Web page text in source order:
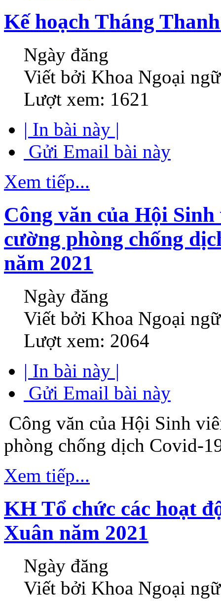
Kế hoạch Tháng
Ngày đăng
Viết bởi Khoa Ngoại ngữ
Lượt xem: 1621
| In bài này |
Gửi Email bài này
Xem tiếp...
Công văn của Hội
cường phòng chống
năm 2021
Ngày đăng
Viết bởi Khoa Ngoại ngữ
Lượt xem: 2064
| In bài này |
Gửi Email bài này
Công văn của Hội Sinh
phòng chống dịch Covid-
Xem tiếp...
KH Tổ chức các hoạt
Xuân năm 2021
Ngày đăng
Viết bởi Khoa Ngoại ngữ